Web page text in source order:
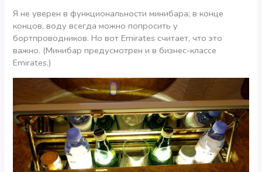
Я не уверен в функциональности минибара; в конце
концов, воду всегда можно попросить у
бортпроводников. Но вот Emirates считает, что это
важно. (Минибар предусмотрен и в бизнес-классе
Emirates.)